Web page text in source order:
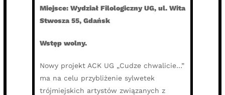
Miejsce: Wydział Filologiczny UG, ul. Wita
Stwosza 55, Gdańsk
Wstęp wolny.
Nowy projekt ACK UG „Cudze chwalicie…”
ma na celu przybliżenie sylwetek
trójmiejskich artystów związanych z